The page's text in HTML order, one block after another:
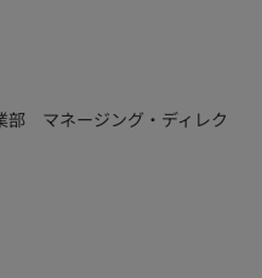
部 マネージング・ディレク